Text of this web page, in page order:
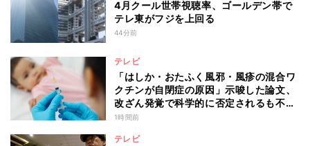
4月クール世帯視聴率、ゴールデン帯で
テレ東がフジを上回る
44分前
テレビ
「はしか・おたふく風邪・風疹の混合ワ
クチンが自閉症の原因」示唆した論文、
改ざん発覚で科学的に否定されるも不安
消えず…科学者たちの反証はなぜ届かな
1時間前
テレビ